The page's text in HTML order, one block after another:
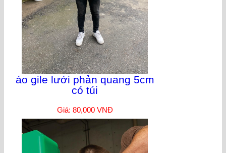
áo gile lưới phản quang 5cm
có túi
Giá: 80,000 VNĐ